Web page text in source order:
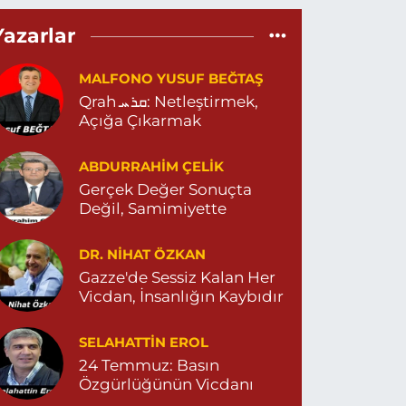
Eylül Eczanesi
MAHALLE 655 SOKAK NO:35 D MİGROS
MEHMET SİNCAR PARKI YANI ZERGAN
HEKİMLİĞİ KARŞISI 04823121313
0 (482) 312 13 13 Yol Tarifi Al
Tema Eczanesi
MAHALLESİ NUSAYBİN CADDE NO:1 E
CD. ÖZEL İPEKYOLU HASTANESİ YANI
0 (482) 312 29 20
Menal Eczanesi
EYYUBİ MAHALLE LOZAN CADDE
0 (482) 415 15 01
Demhat Eczanesi
MALFONO YUSUF BEĞTAŞ
Qrah ܩܪܚ: Netleştirmek,
Açığa Çıkarmak
ABDURRAHIM ÇELİK
Gerçek Değer Sonuçta
Değil, Samimiyette
DR. NIHAT ÖZKAN
Gazze'de Sessiz Kalan Her
Vicdan, İnsanlığın Kaybıdır
SELAHATTIN EROL
24 Temmuz: Basın
Özgürlüğünün Vicdanı